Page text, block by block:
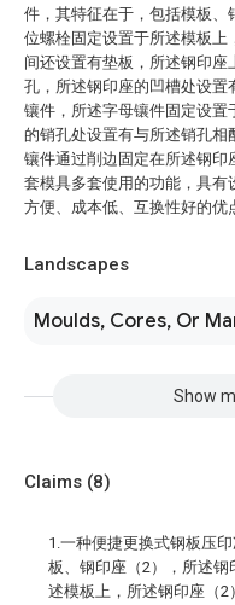
件，其特征在于，包括模板、
位螺栓固定设置于所述模板上
间还设置有垫板，所述钢印座
孔，所述钢印座的凹槽处设置
镶件，所述字母镶件固定设置
的销孔处设置有与所述销孔
镶件通过削边固定在所述钢印
套模具多套使用的功能，具有
方便、成本低、互换性好的优
Landscapes
Moulds, Cores, Or
Show
Claims (8)
1.一种便捷更换式钢板压
板、钢印座（2），所述
述模板上，所述钢印座（